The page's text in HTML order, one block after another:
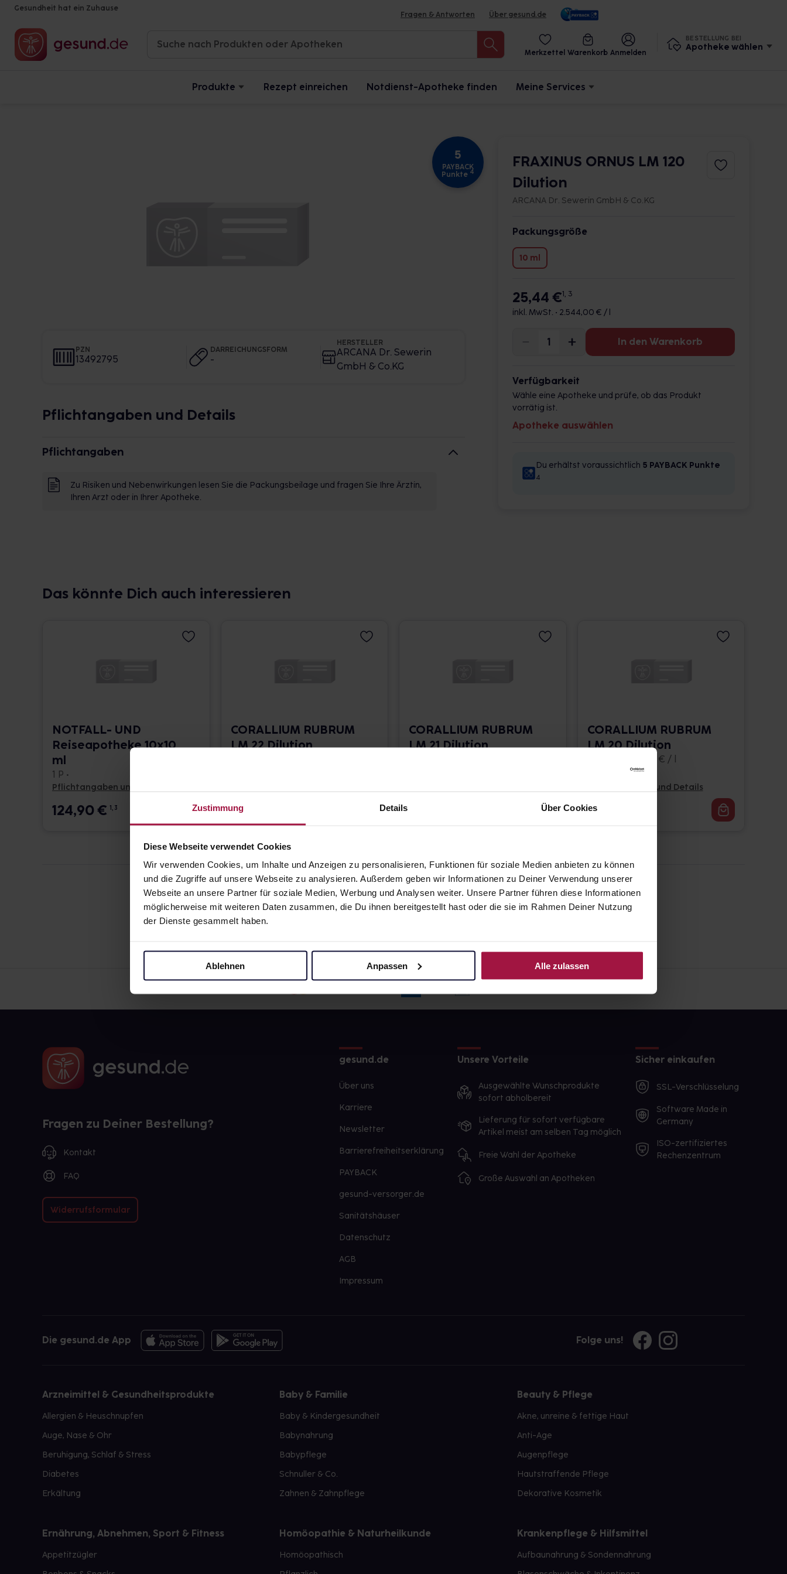
Zustimmung Details Über Cookies
Diese Webseite verwendet Cookies
Wir verwenden Cookies, um Inhalte und Anzeigen zu personalisieren, Funktionen für soziale Medien anbieten zu können
und die Zugriffe auf unsere Webseite zu analysieren. Außerdem geben wir Informationen zu Deiner Verwendung unserer
Webseite an unsere Partner für soziale Medien, Werbung und Analysen weiter. Unsere Partner führen diese Informationen
möglicherweise mit weiteren Daten zusammen, die Du ihnen bereitgestellt hast oder die sie im Rahmen Deiner Nutzung
der Dienste gesammelt haben.
Ablehnen Anpassen Alle zulassen
Gesundheit hat ein Zuhause
Fragen & Antworten Über gesund.de
Merkzettel Warenkorb Anmelden
BESTELLUNG BEI
Apotheke wählen
Produkte Rezept einreichen Notdienst-Apotheke finden Meine Services
5
PAYBACK
Punkte 4
PZN
13492795
DARREICHUNGSFORM
-
HERSTELLER
ARCANA Dr. Sewerin
GmbH & Co.KG
Pflichtangaben und Details
Pflichtangaben
Zu Risiken und Nebenwirkungen lesen Sie die Packungsbeilage und fragen Sie Ihre Ärztin,
Ihren Arzt oder in Ihrer Apotheke.
FRAXINUS ORNUS LM 120
Dilution
ARCANA Dr. Sewerin GmbH & Co.KG
Packungsgröße
10 ml
25,44 €1, 3
inkl. MwSt. • 2.544,00 € / l
In den Warenkorb
Verfügbarkeit
Wähle eine Apotheke und prüfe, ob das Produkt
vorrätig ist.
Apotheke auswählen
Du erhältst voraussichtlich 5 PAYBACK Punkte
4
Das könnte Dich auch interessieren
NOTFALL- UND
Reiseapotheke 10x10
ml
1 P •
Pflichtangaben und Details
124,90€ 1, 3
CORALLIUM RUBRUM
LM 22 Dilution
17,66
CORALLIUM RUBRUM
LM 21 Dilution
CORALLIUM RUBRUM
LM 20 Dilution
10 ml • 1.662,00 € / l
Pflichtangaben und Details
16,62
Fragen zu Deiner Bestellung?
Kontakt
FAQ
Widerrufsformular
gesund.de
Über uns
Karriere
Newsletter
Barrierefreiheitserklärung
PAYBACK
gesund-versorger.de
Sanitätshäuser
Datenschutz
AGB
Impressum
Unsere Vorteile
Ausgewählte Wunschprodukte
sofort abholbereit
Lieferung für sofort verfügbare
Artikel meist am selben Tag möglich
Freie Wahl der Apotheke
Große Auswahl an Apotheken
Sicher einkaufen
SSL-Verschlüsselung
Software Made in
Germany
ISO-zertifiziertes
Rechenzentrum
Die gesund.de App Folge uns!
Arzneimittel & Gesundheitsprodukte
Allergien & Heuschnupfen
Auge, Nase & Ohr
Beruhigung, Schlaf & Stress
Diabetes
Erkältung
Baby & Familie
Baby & Kindergesundheit
Babynahrung
Babypflege
Schnuller & Co.
Zahnen & Zahnpflege
Beauty & Pflege
Akne, unreine & fettige Haut
Anti-Age
Augenpflege
Hautstraffende Pflege
Dekorative Kosmetik
Ernährung, Abnehmen, Sport & Fitness
Appetitzügler
Homöopathie & Naturheilkunde
Homöopathisch
Krankenpflege & Hilfsmittel
Aufbaunahrung & Sondennahrung